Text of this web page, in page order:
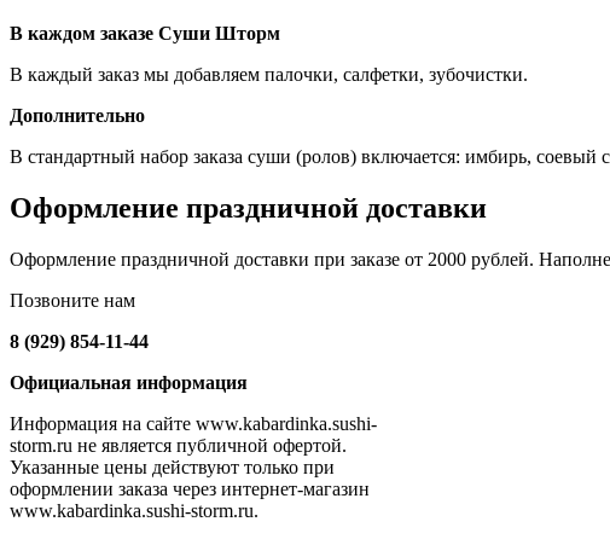
В каждом заказе Суши Шторм
В каждый заказ мы добавляем палочки, салфетки, зубочистки.
Дополнительно
В стандартный набор заказа суши (ролов) включается: имбирь, соевый
Оформление праздничной доставки
Оформление праздничной доставки при заказе от 2000 рублей.
Позвоните нам
8 (929) 854-11-44
Официальная информация
Информация на сайте www.kabardinka.sushi-
storm.ru не является публичной офертой.
Указанные цены действуют только при
оформлении заказа через интернет-магазин
www.kabardinka.sushi-storm.ru.